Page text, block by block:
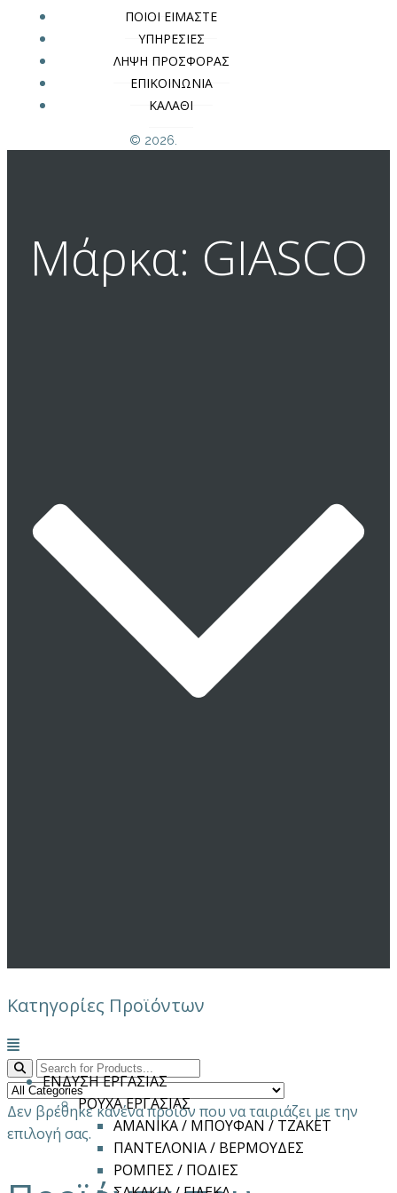
ΠΟΙΟΙ ΕΙΜΑΣΤΕ
ΥΠΗΡΕΣΙΕΣ
ΛΗΨΗ ΠΡΟΣΦΟΡΑΣ
ΕΠΙΚΟΙΝΩΝΙΑ
ΚΑΛΑΘΙ
© 2026.
Μάρκα: GIASCO
Κατηγορίες Προϊόντων
Μενού
ΕΝΔΥΣΗ ΕΡΓΑΣΙΑΣ
ΡΟΥΧΑ ΕΡΓΑΣΙΑΣ
ΑΜΑΝΙΚΑ / ΜΠΟΥΦΑΝ / ΤΖΑΚΕΤ
ΠΑΝΤΕΛΟΝΙΑ / ΒΕΡΜΟΥΔΕΣ
ΡΟΜΠΕΣ / ΠΟΔΙΕΣ
Δεν βρέθηκε κανένα προϊόν που να ταιριάζει με την
επιλογή σας.